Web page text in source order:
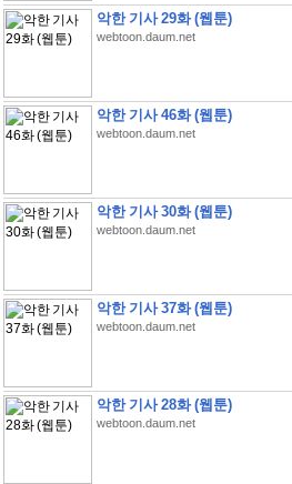
악한 기사 29화 (웹툰)
webtoon.daum.net
악한 기사 46화 (웹툰)
webtoon.daum.net
악한 기사 30화 (웹툰)
webtoon.daum.net
악한 기사 37화 (웹툰)
webtoon.daum.net
악한 기사 28화 (웹툰)
webtoon.daum.net